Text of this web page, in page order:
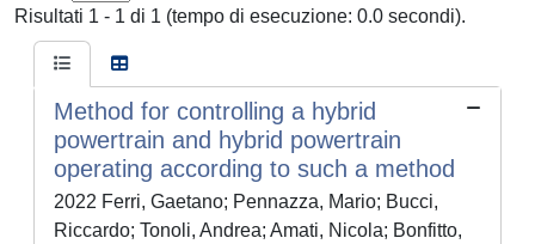
Risultati 1 - 1 di 1 (tempo di esecuzione: 0.0 secondi).
Method for controlling a hybrid
powertrain and hybrid powertrain
operating according to such a method
2022 Ferri, Gaetano; Pennazza, Mario; Bucci,
Riccardo; Tonoli, Andrea; Amati, Nicola; Bonfitto,